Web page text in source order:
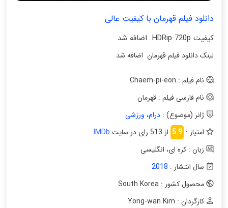
دانلود فیلم قهرمان با کیفیت عالی
کیفیت HDRip 720p اضافه شد
لینک دانلود فیلم قهرمان اضافه شد
نام فیلم : Chaem-pi-eon
نام فارسی فیلم : قهرمان
ژانر (موضوع) :درام، ورزشی
امتیاز : 5.9 از 513 رای در سایت
IMDb
زبان : کره ای، انگلیسی
سال انتشار : 2018
محصول کشور : South Korea
کارگردان : Yong-wan Kim